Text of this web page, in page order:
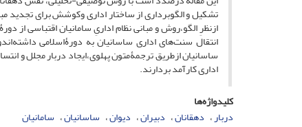
تشکیل و الگوبرداری از ساختار اداری وکوشش برای
ازنظرِ الگو،روش و مبانی نظام اداریِ سامانیان اقتباسی
انتقال سنت‌های اداری ساسانیان به دورۀاسلامی
ساسانیان ازطریق ترجمۀمتون پهلوی،ایجاد دربار مجلل و
اداری کارآمد بردارند.
کلیدواژه‌ها
دربار دهقانان دبیران دیوان ساسانیان سامانیان